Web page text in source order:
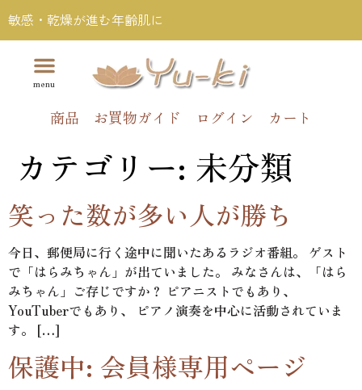
敏感・乾燥が進む年齢肌に
商品 お買物ガイド ログイン カート
カテゴリー: 未分類
笑った数が多い人が勝ち
今日、郵便局に行く途中に聞いたあるラジオ番組。 ゲスト
で「はらみちゃん」が出ていました。 みなさんは、「はら
みちゃん」ご存じですか？ ピアニストでもあり、
YouTuberでもあり、 ピアノ演奏を中心に活動されていま
す。 […]
保護中: 会員様専用ページ